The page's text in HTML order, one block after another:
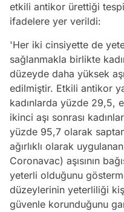
etkili antikor ürettiği
ifadelere yer verildi:
'Her iki cinsiyette de
sağlanmakla birlikte
düzeyde daha yüksek aşı
edilmiştir. Etkili antikor
kadınlarda yüzde 29,5,
ikinci aşı sonrası
yüzde 95,7 olarak
ağırlıklı olarak uygulanan
Coronavac) aşısının
yeterli olduğunu
düzeylerinin yeterliliği
güvenle korunduğunu